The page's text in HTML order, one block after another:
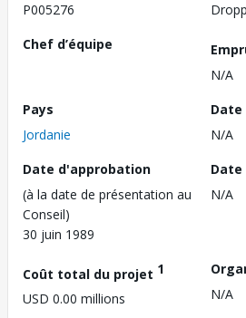
P005276
Chef d’équipe
N/A
Pays
Jordanie
N/A
Date d'approbation
(à la date de présentation au
Conseil)
30 juin 1989
N/A
Coût total du projet 1
USD 0.00 millions
N/A